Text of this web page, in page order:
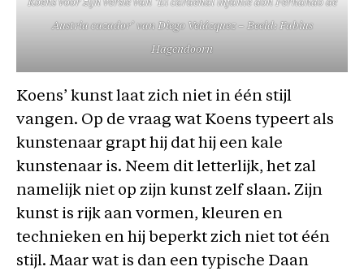
Koens voor zijn versie van ‘El cardenal infante don Fernando de
Austria cazador’ van Diego Velázquez – Beeld: Fabius
Hagendoorn
Koens’ kunst laat zich niet in één stijl
vangen. Op de vraag wat Koens typeert als
kunstenaar grapt hij dat hij een kale
kunstenaar is. Neem dit letterlijk, het zal
namelijk niet op zijn kunst zelf slaan. Zijn
kunst is rijk aan vormen, kleuren en
technieken en hij beperkt zich niet tot één
stijl. Maar wat is dan een typische Daan